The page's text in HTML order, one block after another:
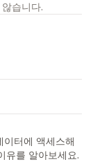
습니다.
터에 액세스해
유를 알아보세요.